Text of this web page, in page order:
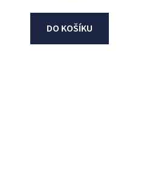
DO KOŠÍKU